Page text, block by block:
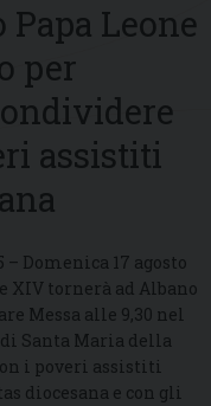
Papa Leone
per
assistiti
– Domenica 17 agosto
XIV tornerà ad Albano
Messa alle 9,30 nel
Santa Maria della
i poveri assistiti
diocesana e con gli